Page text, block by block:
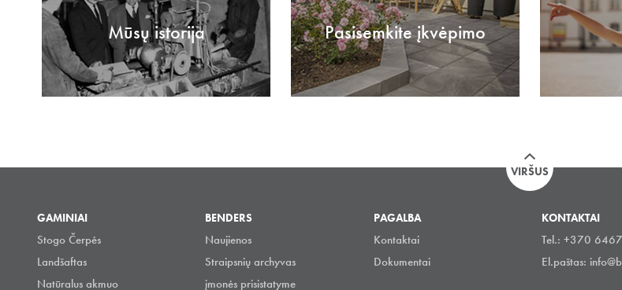
Mūsų istorija Pasisemkite įkvėpimo
VIRŠUS
GAMINIAI
Stogo Čerpės
Landšaftas
Natūralus akmuo
BENDERS
Naujienos
Straipsnių archyvas
įmonės prisistatyme
PAGALBA
Kontaktai
Dokumentai
KONTAKTAI
Tel.: +370
El.paštas: